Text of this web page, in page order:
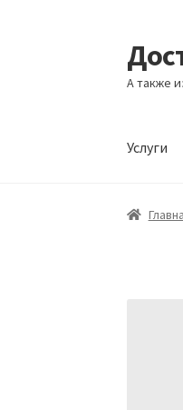
Перейти
к
Перейти
к
А также
Услуги
Главная